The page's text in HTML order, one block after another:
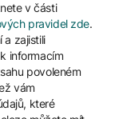
v části
pravidel zde.
a zajistili
informacím
povoleném
vám
které